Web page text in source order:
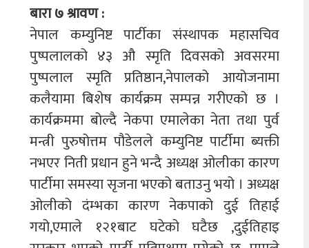
बारा ७ श्रावण :
नेपाल कम्युनिष्ट पार्टीका संस्थापक महासचिव
पुष्पलालको ४३ औ स्मृति दिवसको अवसरमा
पुष्पलाल स्मृति प्रतिष्ठान,नेपालको आयोजनामा
कलैयामा बिशेष कार्यक्रम सम्पन्न गरीएको छ ।
कार्यक्रममा बोल्दै नेकपा एमालेका नेता तथा पुर्व
मन्त्री पुरुषोत्तम पौडेलले कम्युनिष्ट पार्टीमा ब्यक्ती
नभएर निती प्रधान हुने भन्दै अध्यक्ष ओलीका कारण
पार्टीमा समस्या सृजना भएको बताउनु भयो । अध्यक्ष
ओलीको दंम्भका कारण नेकपाको दुई तिहाई
गयो,एमाले १२१बाट घटेको घटैछ ,दुईतिहाइ